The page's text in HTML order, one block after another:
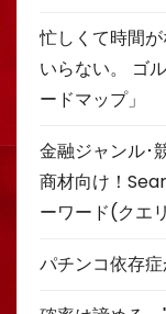
忙しくて時間
いらない。 ゴ
ードマップ」
金融ジャンル･
商材向け！
ーワード(クエ
パチンコ依存